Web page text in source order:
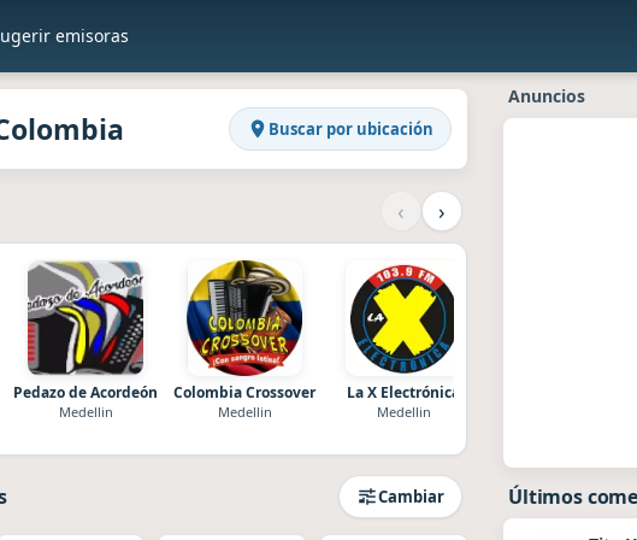
emisoras
· Colombiaen Raddios
Buscar por ubicación
‹ ›
Pedazo de Acordeón
Medellin
Colombia Crossover
Medellin
La X Electrónica
Medellin
Cambiar
Anuncios
Últimos